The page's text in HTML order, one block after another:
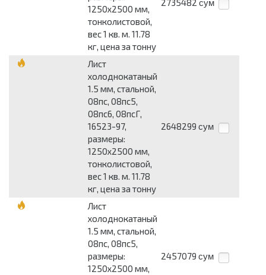
1250x2500 мм,
тонколистовой,
вес 1 кв. м. 11.78
кг, цена за тонну
2735482 сум
Лист
холоднокатаный
1.5 мм, стальной,
08пс, 08пс5,
08пс6, 08псГ,
16523-97,
размеры:
1250x2500 мм,
тонколистовой,
вес 1 кв. м. 11.78
кг, цена за тонну
2648299 сум
Лист
холоднокатаный
1.5 мм, стальной,
08пс, 08пс5,
размеры:
1250x2500 мм,
2457079 сум